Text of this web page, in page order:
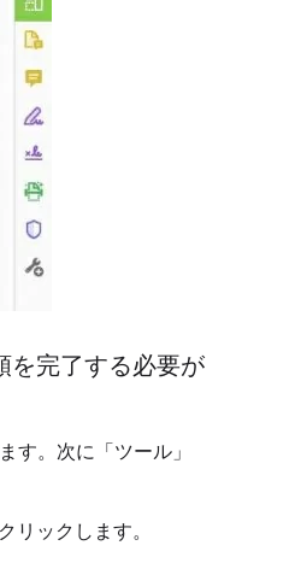
完了する必要が
す。次に「ツール」
ックします。